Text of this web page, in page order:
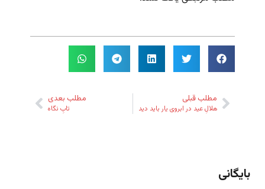
مطلب قبلی
هلالِ عید در ابروی یار باید دید
مطلب بعدی
تابِ نگاه
بایگانی